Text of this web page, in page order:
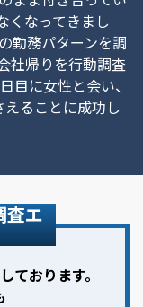
くなってきまし
勤務パターンを調
社帰りを行動調査
目に女性と会い、
ることに成功し
査エ
ております。